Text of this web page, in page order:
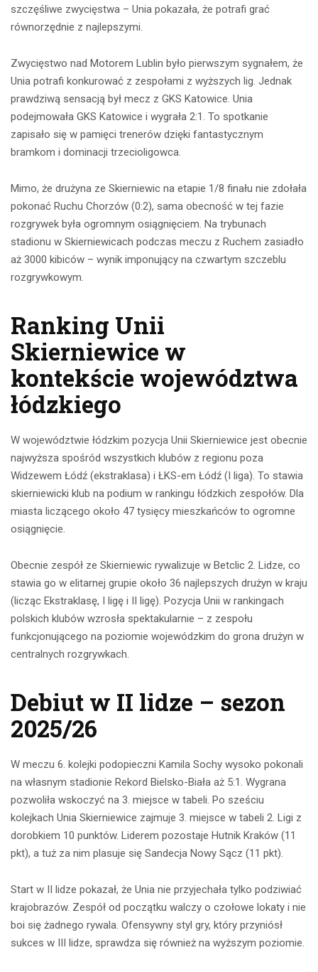
szczęśliwe zwycięstwa – Unia pokazała, że potrafi grać
równorzędnie z najlepszymi.
Zwycięstwo nad Motorem Lublin było pierwszym sygnałem, że
Unia potrafi konkurować z zespołami z wyższych lig. Jednak
prawdziwą sensacją był mecz z GKS Katowice. Unia
podejmowała GKS Katowice i wygrała 2:1. To spotkanie
zapisało się w pamięci trenerów dzięki fantastycznym
bramkom i dominacji trzecioligowca.
Mimo, że drużyna ze Skierniewic na etapie 1/8 finału nie zdołała
pokonać Ruchu Chorzów (0:2), sama obecność w tej fazie
rozgrywek była ogromnym osiągnięciem. Na trybunach
stadionu w Skierniewicach podczas meczu z Ruchem zasiadło
aż 3000 kibiców – wynik imponujący na czwartym szczeblu
rozgrywkowym.
Ranking Unii
Skierniewice w
kontekście województwa
łódzkiego
W województwie łódzkim pozycja Unii Skierniewice jest obecnie
najwyższa spośród wszystkich klubów z regionu poza
Widzewem Łódź (ekstraklasa) i ŁKS-em Łódź (I liga). To stawia
skierniewicki klub na podium w rankingu łódzkich zespołów. Dla
miasta liczącego około 47 tysięcy mieszkańców to ogromne
osiągnięcie.
Obecnie zespół ze Skierniewic rywalizuje w Betclic 2. Lidze, co
stawia go w elitarnej grupie około 36 najlepszych drużyn w kraju
(licząc Ekstraklasę, I ligę i II ligę). Pozycja Unii w rankingach
polskich klubów wzrosła spektakularnie – z zespołu
funkcjonującego na poziomie wojewódzkim do grona drużyn w
centralnych rozgrywkach.
Debiut w II lidze – sezon
2025/26
W meczu 6. kolejki podopieczni Kamila Sochy wysoko pokonali
na własnym stadionie Rekord Bielsko-Biała aż 5:1. Wygrana
pozwoliła wskoczyć na 3. miejsce w tabeli. Po sześciu
kolejkach Unia Skierniewice zajmuje 3. miejsce w tabeli 2. Ligi z
dorobkiem 10 punktów. Liderem pozostaje Hutnik Kraków (11
pkt), a tuż za nim plasuje się Sandecja Nowy Sącz (11 pkt).
Start w II lidze pokazał, że Unia nie przyjechała tylko podziwiać
krajobrazów. Zespół od początku walczy o czołowe lokaty i nie
boi się żadnego rywala. Ofensywny styl gry, który przyniósł
sukces w III lidze, sprawdza się również na wyższym poziomie.